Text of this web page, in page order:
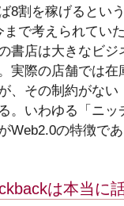
8割を稼げるとい
まで考えられてい
書店は大きなビ
実際の店舗では
、その制約がな
。いわゆる「ニ
Web2.0の特徴で
は本当に